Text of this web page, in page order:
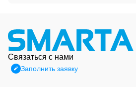
Связаться с нами
Заполнить заявку